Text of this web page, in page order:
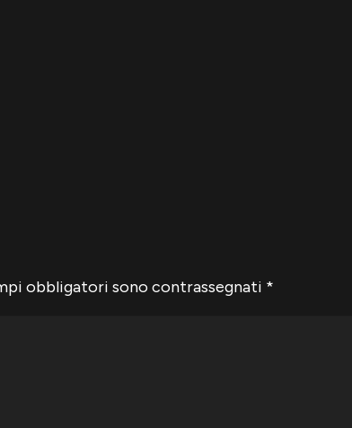
obbligatori sono contrassegnati *